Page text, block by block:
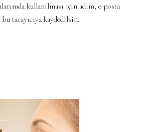
kullanılması için adım, e-posta
tarayıcıya kaydedilsin.